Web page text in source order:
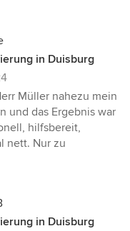
in Duisburg
Müller nahezu mein
und das Ergebnis war
hilfsbereit,
nett. Nur zu
in Duisburg